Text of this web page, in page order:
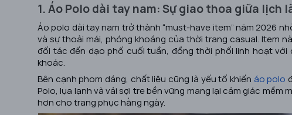
1. Áo Polo dài tay nam: Sự giao thoa giữa lịch
Áo polo dài tay nam trở thành “must-have item” năm 2026
và sự thoải mái, phóng khoáng của thời trang casual. Item
đối tác đến dạo phố cuối tuần, đồng thời phối linh hoạt với
khoác.
Bên cạnh phom dáng, chất liệu cũng là yếu tố khiến áo polo
Polo, lụa lạnh và vải sợi tre bền vững mang lại cảm giác
hơn cho trang phục hằng ngày.